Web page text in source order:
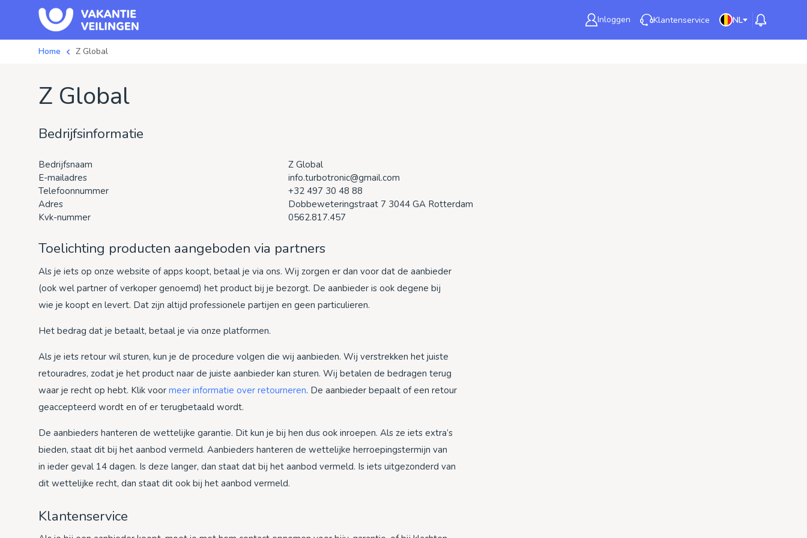
Inloggen Klantenservice NL
Home Z Global
Z Global
Bedrijfsinformatie
Bedrijfsnaam
E-mailadres
Telefoonnummer
Adres
Kvk-nummer
Z Global
info.turbotronic@gmail.com
+32 497 30 48 88
Dobbeweteringstraat 7 3044 GA Rotterdam
0562.817.457
Toelichting producten aangeboden via partners
Als je iets op onze website of apps koopt, betaal je via ons. Wij zorgen er dan voor dat de aanbieder
(ook wel partner of verkoper genoemd) het product bij je bezorgt. De aanbieder is ook degene bij
wie je koopt en levert. Dat zijn altijd professionele partijen en geen particulieren.
Het bedrag dat je betaalt, betaal je via onze platformen.
Als je iets retour wil sturen, kun je de procedure volgen die wij aanbieden. Wij verstrekken het juiste
retouradres, zodat je het product naar de juiste aanbieder kan sturen. Wij betalen de bedragen terug
waar je recht op hebt. Klik voor meer informatie over retourneren. De aanbieder bepaalt of een retour
geaccepteerd wordt en of er terugbetaald wordt.
De aanbieders hanteren de wettelijke garantie. Dit kun je bij hen dus ook inroepen. Als ze iets extra’s
bieden, staat dit bij het aanbod vermeld. Aanbieders hanteren de wettelijke herroepingstermijn van
in ieder geval 14 dagen. Is deze langer, dan staat dat bij het aanbod vermeld. Is iets uitgezonderd van
dit wettelijke recht, dan staat dit ook bij het aanbod vermeld.
Klantenservice